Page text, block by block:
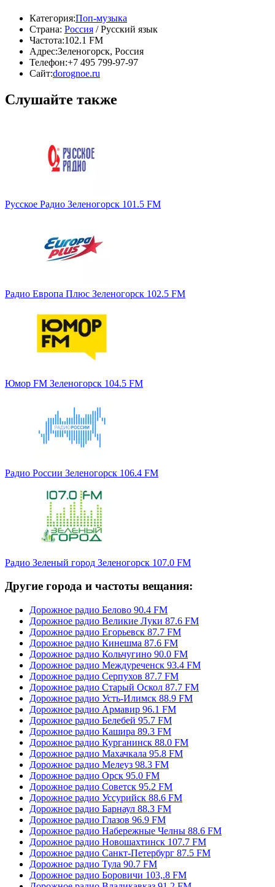
Категория:Поп-музыка
Страна: Россия / Русский язык
Частота:102.1 FM
Адрес:Зеленогорск, Россия
Телефон:+7 495 799‑97-97
Сайт:dorognoe.ru
Слушайте также
Русское Радио Зеленогорск 101.5 FM
Радио Европа Плюс Зеленогорск 102.5 FM
Юмор FM Зеленогорск 104.5 FM
Радио России Зеленогорск 106.4 FM
Радио Зеленый город Зеленогорск 107.0 FM
Другие города и частоты вещания:
Дорожное радио Белово 90.4 FM
Дорожное радио Великие Луки 87.6 FM
Дорожное радио Егорьевск 87.7 FM
Дорожное радио Кинешма 87.6 FM
Дорожное радио Кольчугино 90.0 FM
Дорожное радио Междуреченск 93.4 FM
Дорожное радио Серпухов 87.7 FM
Дорожное радио Старый Оскол 87.7 FM
Дорожное радио Усть-Илимск 88.9 FM
Дорожное радио Армавир 96.1 FM
Дорожное радио Белебей 95.7 FM
Дорожное радио Кашира 89.3 FM
Дорожное радио Курганинск 88.0 FM
Дорожное радио Махачкала 95.8 FM
Дорожное радио Мелеуз 98.3 FM
Дорожное радио Орск 95.0 FM
Дорожное радио Советск 95.2 FM
Дорожное радио Уссурийск 88.6 FM
Дорожное радио Барнаул 88.3 FM
Дорожное радио Глазов 96.9 FM
Дорожное радио Набережные Челны 88.6 FM
Дорожное радио Новошахтинск 107.7 FM
Дорожное радио Санкт-Петербург 87.5 FM
Дорожное радио Тула 90.7 FM
Дорожное радио Боровичи 103,.8 FM